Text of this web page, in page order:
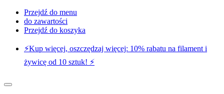
Przejdź do menu
do zawartości
Przejdź do koszyka
⚡️Kup więcej, oszczędzaj więcej: 10% rabatu na filament i
żywicę od 10 sztuk! ⚡️